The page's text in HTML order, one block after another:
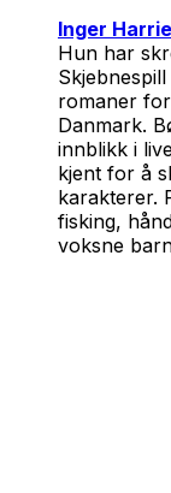
Inger
Hun har
romaner
Danmark.
innblikk i
kjent for å
karakterer.
fisking,
voksne